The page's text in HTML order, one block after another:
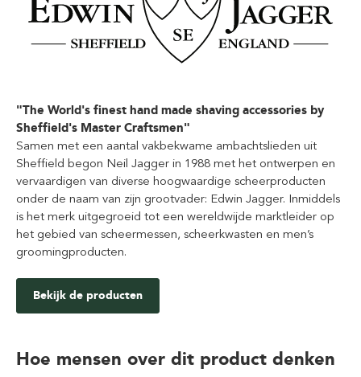
"The World's finest hand made shaving accessories by
Sheffield's Master Craftsmen"
Samen met een aantal vakbekwame ambachtslieden uit
Sheffield begon Neil Jagger in 1988 met het ontwerpen en
vervaardigen van diverse hoogwaardige scheerproducten
onder de naam van zijn grootvader: Edwin Jagger. Inmiddels
is het merk uitgegroeid tot een wereldwijde marktleider op
het gebied van scheermessen, scheerkwasten en men’s
groomingproducten.
Bekijk de producten
Hoe mensen over dit product denken